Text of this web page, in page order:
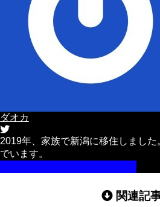
ダオカ
2019年、家族で新潟に移住しまし
でいます。
関連記